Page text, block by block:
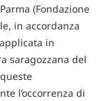
(Fondazione
in accordanza
in
saragozzana del
l’occorrenza di